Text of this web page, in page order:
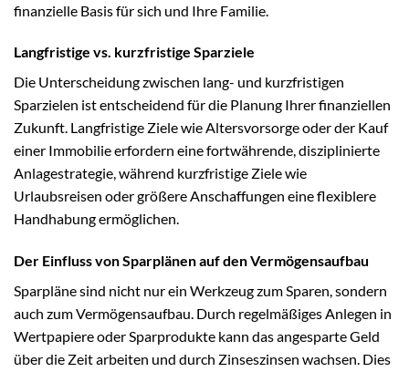
finanzielle Basis für sich und Ihre Familie.
Langfristige vs. kurzfristige Sparziele
Die Unterscheidung zwischen lang- und kurzfristigen
Sparzielen ist entscheidend für die Planung Ihrer finanziellen
Zukunft. Langfristige Ziele wie Altersvorsorge oder der Kauf
einer Immobilie erfordern eine fortwährende, disziplinierte
Anlagestrategie, während kurzfristige Ziele wie
Urlaubsreisen oder größere Anschaffungen eine flexiblere
Handhabung ermöglichen.
Der Einfluss von Sparplänen auf den Vermögensaufbau
Sparpläne sind nicht nur ein Werkzeug zum Sparen, sondern
auch zum Vermögensaufbau. Durch regelmäßiges Anlegen in
Wertpapiere oder Sparprodukte kann das angesparte Geld
über die Zeit arbeiten und durch Zinseszinsen wachsen. Dies